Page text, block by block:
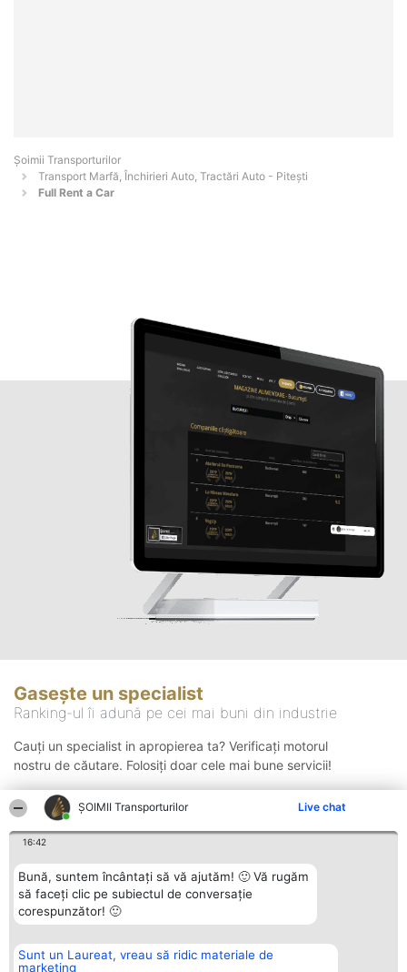
ȘOIMII Transporturilor Live chat
16:42
Bună, suntem încântați să vă ajutăm! 🙂 Vă rugăm
să faceți clic pe subiectul de conversație
corespunzător! 🙂
Sunt un Laureat, vreau să ridic materiale de
marketing
Șoimii Transporturilor
Transport Marfă, Închirieri Auto, Tractări Auto - Piteşti
Full Rent a Car
Gasește un specialist
Ranking-ul îi adună pe cei mai buni din industrie
Cauți un specialist in apropierea ta? Verificați motorul
nostru de căutare. Folosiți doar cele mai bune servicii!
Organizator Ranking
BRIGHT SOLUTIONS BR SRL
Plebiscyt Contact